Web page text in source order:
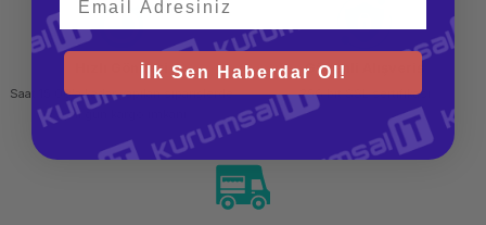
Hızlı Gönderi
Saat 15.00'a kadar yapılan siparişlerde
aynı gün kargo imkanı
Güvenli Alışveriş
256 bit SSL sertifikası
İlk Sen Haberdar Ol!